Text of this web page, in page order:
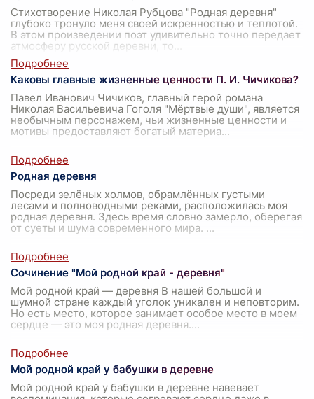
Стихотворение Николая Рубцова "Родная деревня"
глубоко тронуло меня своей искренностью и теплотой.
В этом произведении поэт удивительно точно передает
атмосферу русской деревни, то
Каковы главные жизненные ценности П. И. Чичикова?
Павел Иванович Чичиков, главный герой романа
Николая Васильевича Гоголя "Мёртвые души", является
необычным персонажем, чьи жизненные ценности и
мотивы предоставляют богатый материа...
Родная деревня
Посреди зелёных холмов, обрамлённых густыми
лесами и полноводными реками, расположилась моя
родная деревня. Здесь время словно замерло, оберегая
от суеты и шума современного мира. ...
Сочинение "Мой родной край - деревня"
Мой родной край — деревня В нашей большой и
шумной стране каждый уголок уникален и неповторим.
Но есть место, которое занимает особое место в моем
сердце — это моя родная деревня....
Мой родной край у бабушки в деревне
Мой родной край у бабушки в деревне навевает